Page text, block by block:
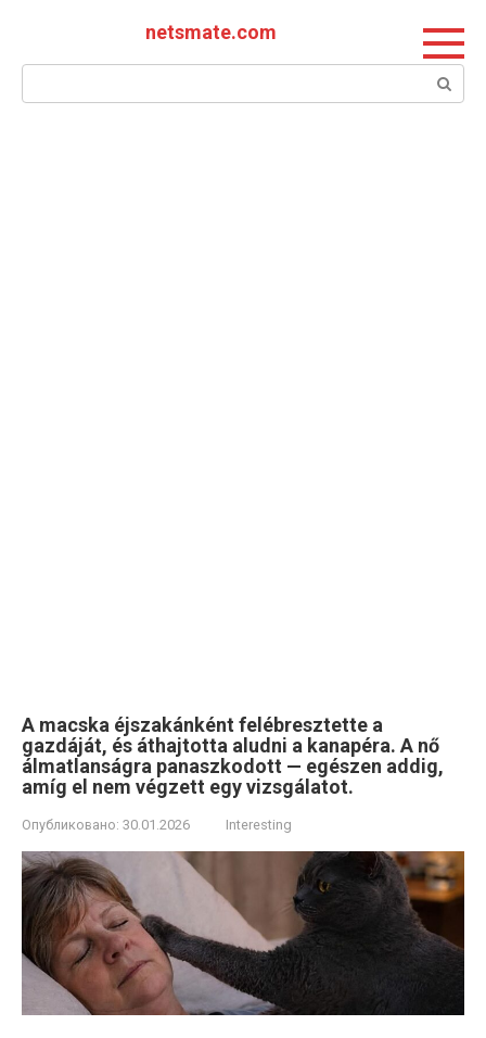
netsmate.com
Поиск:
A macska éjszakánként felébresztette a
gazdáját, és áthajtotta aludni a kanapéra. A nő
álmatlanságra panaszkodott — egészen addig,
amíg el nem végzett egy vizsgálatot.
Опубликовано: 30.01.2026 Interesting